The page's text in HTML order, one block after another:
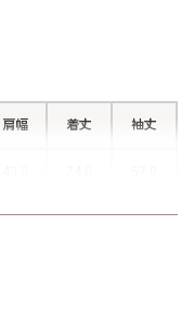
肩幅 着丈 袖丈
44.0 76.0 60.0